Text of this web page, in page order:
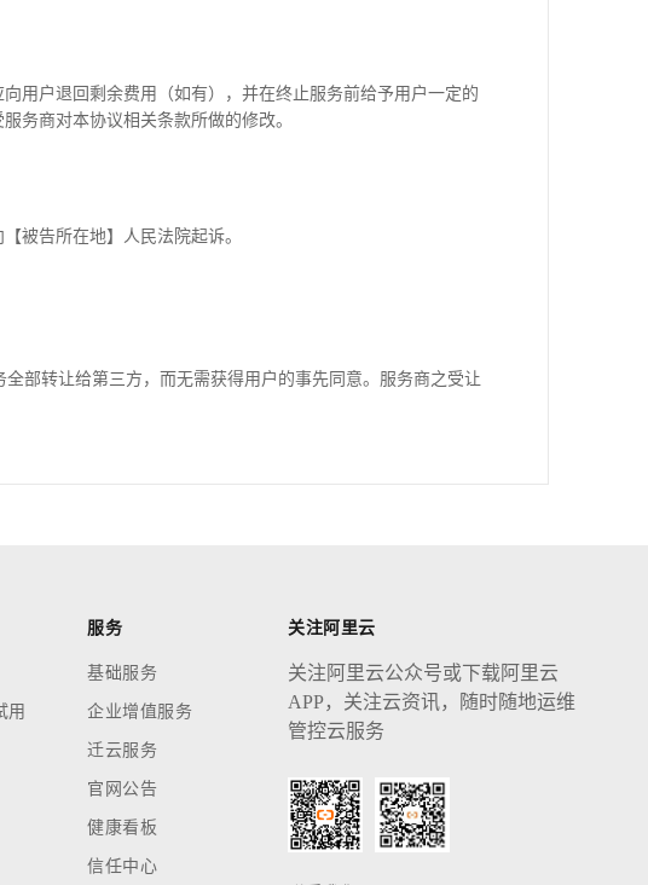
用户退回剩余费用（如有），并在终止服务前给予用户一定的
务商对本协议相关条款所做的修改。
被告所在地】人民法院起诉。
部转让给第三方，而无需获得用户的事先同意。服务商之受让
用
服务
基础服务
企业增值服务
迁云服务
官网公告
健康看板
信任中心
关注阿里云
关注阿里云公众号或下载阿里云
APP，关注云资讯，随时随地运维
管控云服务